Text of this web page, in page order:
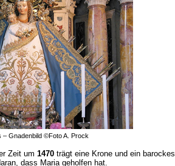
– Gnadenbild ©Foto A. Prock
Zeit um 1470 trägt eine Krone und ein barockes
dass Maria geholfen hat.